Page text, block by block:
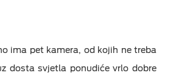
ima pet kamera, od kojih ne treba
dosta svjetla ponudiće vrlo dobre